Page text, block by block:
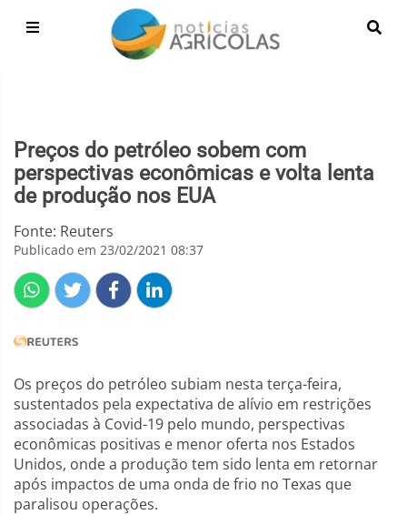
Preços do petróleo sobem com
perspectivas econômicas e volta lenta
de produção nos EUA
Fonte: Reuters
Publicado em 23/02/2021 08:37
Os preços do petróleo subiam nesta terça-feira,
sustentados pela expectativa de alívio em restrições
associadas à Covid-19 pelo mundo, perspectivas
econômicas positivas e menor oferta nos Estados
Unidos, onde a produção tem sido lenta em retornar
após impactos de uma onda de frio no Texas que
paralisou operações.